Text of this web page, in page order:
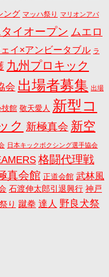
ング マッハ祭り マリオンアパ
イオープン ムエロ
イ×アンビータブル ラ
九州プロキック
会 出場者募集 出場
技館 敬天愛人 新型コ
ク 新極真会 新空
日本キックボクシング選手協会
格闘代理戦
真会館 正道会館 武林風
石渡伸太郎引退興行 神戸
り 蹴拳 達人 野良犬祭